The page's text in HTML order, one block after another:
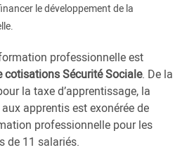
le développement de la
professionnelle est
cotisations Sécurité Sociale. De la
la taxe d’apprentissage, la
apprentis est exonérée de
professionnelle pour les
de 11 salariés.